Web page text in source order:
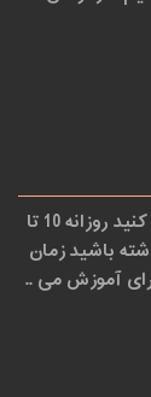
مربی تربیت سگ آموزش تربیت سگ برنامه ریزی کنید روزانه 10 تا
باشید زمان